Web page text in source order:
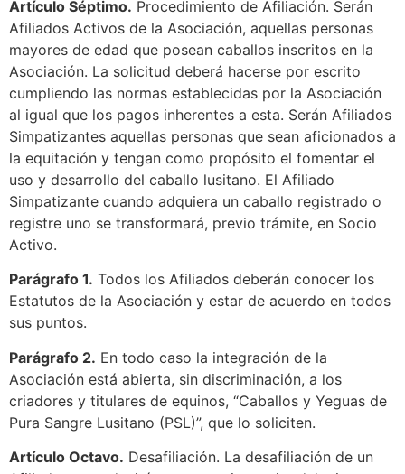
Artículo Séptimo. Procedimiento de Afiliación. Serán
Afiliados Activos de la Asociación, aquellas personas
mayores de edad que posean caballos inscritos en la
Asociación. La solicitud deberá hacerse por escrito
cumpliendo las normas establecidas por la Asociación
al igual que los pagos inherentes a esta. Serán Afiliados
Simpatizantes aquellas personas que sean aficionados a
la equitación y tengan como propósito el fomentar el
uso y desarrollo del caballo lusitano. El Afiliado
Simpatizante cuando adquiera un caballo registrado o
registre uno se transformará, previo trámite, en Socio
Activo.
Parágrafo 1. Todos los Afiliados deberán conocer los
Estatutos de la Asociación y estar de acuerdo en todos
sus puntos.
Parágrafo 2. En todo caso la integración de la
Asociación está abierta, sin discriminación, a los
criadores y titulares de equinos, “Caballos y Yeguas de
Pura Sangre Lusitano (PSL)”, que lo soliciten.
Artículo Octavo. Desafiliación. La desafiliación de un